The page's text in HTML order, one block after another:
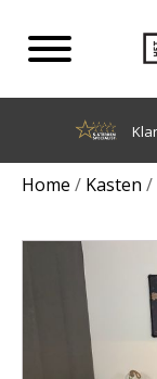
Home / Kasten /